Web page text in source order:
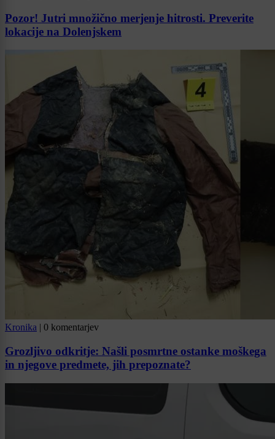
Pozor! Jutri množično merjenje hitrosti. Preverite
lokacije na Dolenjskem
Kronika | 0 komentarjev
Grozljivo odkritje: Našli posmrtne ostanke moškega
in njegove predmete, jih prepoznate?